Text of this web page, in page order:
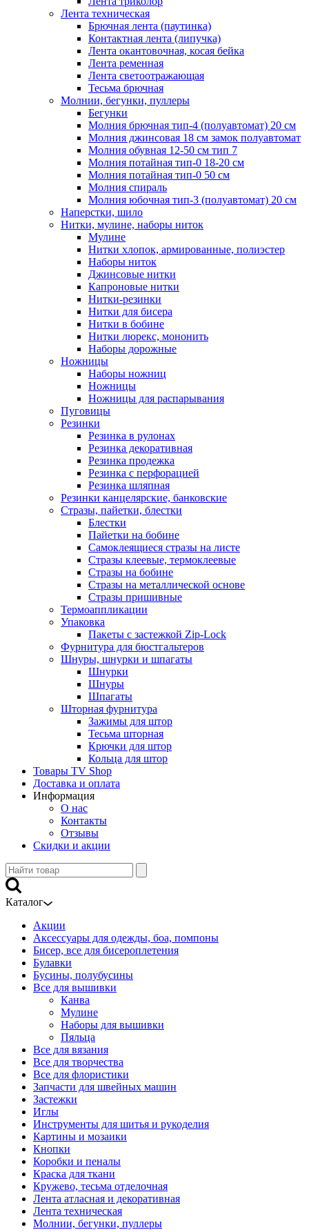
Лента техническая
Брючная лента (паутинка)
Контактная лента (липучка)
Лента окантовочная, косая бейка
Лента ременная
Лента светоотражающая
Тесьма брючная
Молнии, бегунки, пуллеры
Бегунки
Молния брючная тип-4 (полуавтомат) 20 см
Молния джинсовая 18 см замок полуавтомат
Молния обувная 12-50 см тип 7
Молния потайная тип-0 18-20 см
Молния потайная тип-0 50 см
Молния спираль
Молния юбочная тип-3 (полуавтомат) 20 см
Наперстки, шило
Нитки, мулине, наборы ниток
Мулине
Нитки хлопок, армированные, полиэстер
Наборы ниток
Джинсовые нитки
Капроновые нитки
Нитки-резинки
Нитки для бисера
Нитки в бобине
Нитки люрекс, мононить
Наборы дорожные
Ножницы
Наборы ножниц
Ножницы
Ножницы для распарывания
Пуговицы
Резинки
Резинка в рулонах
Резинка декоративная
Резинка продежка
Резинка с перфорацией
Резинка шляпная
Резинки канцелярские, банковские
Стразы, пайетки, блестки
Блестки
Пайетки на бобине
Самоклеящиеся стразы на листе
Стразы клеевые, термоклеевые
Стразы на бобине
Стразы на металлической основе
Стразы пришивные
Термоаппликации
Упаковка
Пакеты с застежкой Zip-Lock
Фурнитура для бюстгальтеров
Шнуры, шнурки и шпагаты
Шнурки
Шнуры
Шпагаты
Шторная фурнитура
Зажимы для штор
Тесьма шторная
Крючки для штор
Кольца для штор
Товары TV Shop
Доставка и оплата
Информация
О нас
Контакты
Отзывы
Скидки и акции
Каталог
Акции
Аксессуары для одежды, боа, помпоны
Бисер, все для бисероплетения
Булавки
Бусины, полубусины
Все для вышивки
Канва
Мулине
Наборы для вышивки
Пяльца
Все для вязания
Все для творчества
Все для флористики
Запчасти для швейных машин
Застежки
Иглы
Инструменты для шитья и рукоделия
Картины и мозаики
Кнопки
Коробки и пеналы
Краска для ткани
Кружево, тесьма отделочная
Лента атласная и декоративная
Лента техническая
Молнии, бегунки, пуллеры